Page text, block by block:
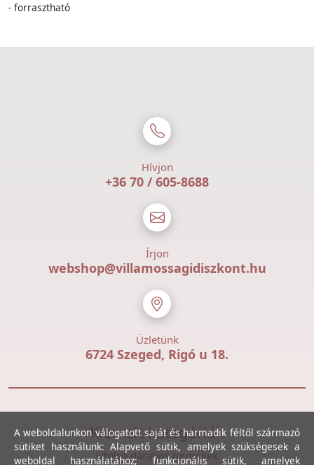
- forrasztható
Hívjon
+36 70 / 605-8688
Írjon
webshop@villamossagidiszkont.hu
Üzletünk
6724 Szeged, Rigó u 18.
Kiemelt kategóriák
Utolsó darabos termékek
A weboldalunkon válogatott saját és harmadik féltől származó
sütiket használunk: Alapvető sütik, amelyek szükségesek a
weboldal használatához; funkcionális sütik, amelyek